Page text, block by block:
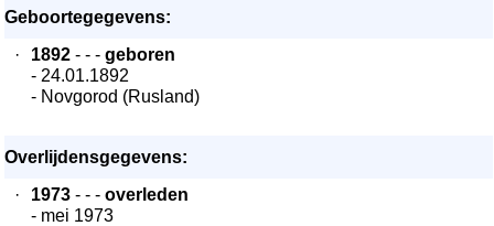
Geboortegegevens:
·
1892 - - - geboren
- 24.01.1892
- Novgorod (Rusland)
Overlijdensgegevens:
·
1973 - - - overleden
- mei 1973